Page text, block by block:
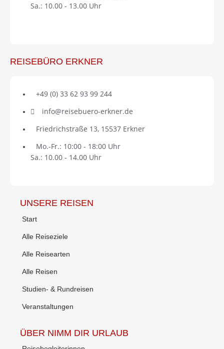
Sa.: 10.00 - 13.00 Uhr
REISEBÜRO ERKNER
+49 (0) 33 62 93 99 244
info@reisebuero-erkner.de
Friedrichstraße 13, 15537 Erkner
Mo.-Fr.: 10:00 - 18:00 Uhr
Sa.: 10.00 - 14.00 Uhr
UNSERE REISEN
Start
Alle Reiseziele
Alle Reisearten
Alle Reisen
Studien- & Rundreisen
Veranstaltungen
ÜBER NIMM DIR URLAUB